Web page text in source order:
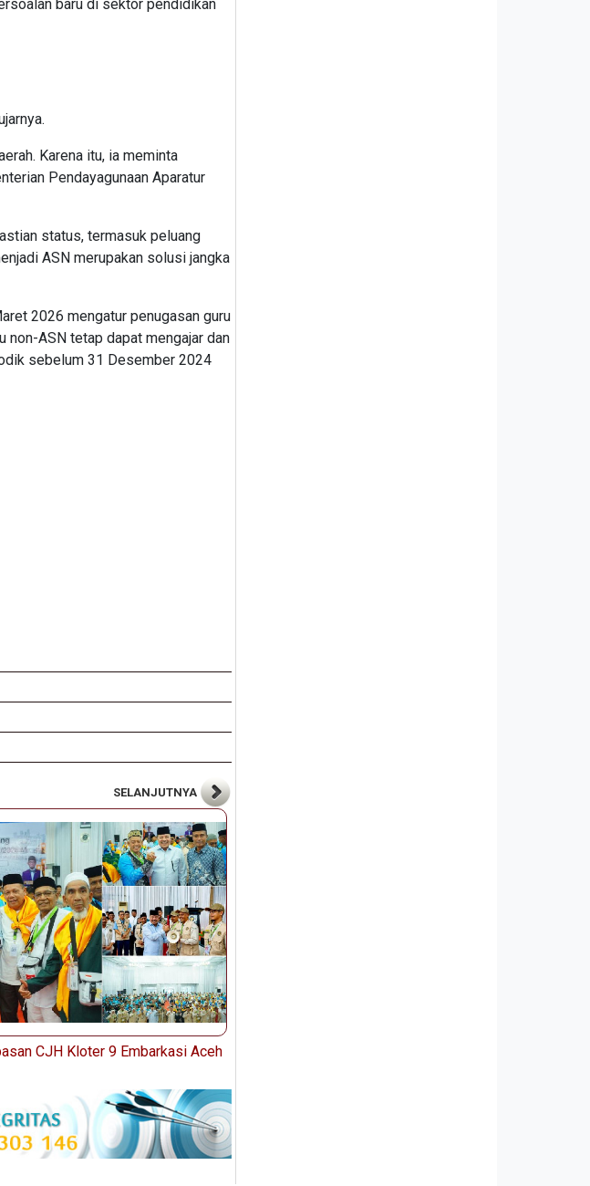
baru di sektor pendidikan
Karena itu, ia meminta
Pendayagunaan Aparatur
status, termasuk peluang
ASN merupakan solusi jangka
2026 mengatur penugasan guru
ASN tetap dapat mengajar dan
sebelum 31 Desember 2024
SELANJUTNYA
CJH Kloter 9 Embarkasi Aceh